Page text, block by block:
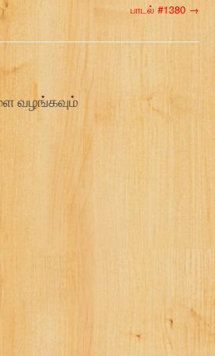
பாடல் #1380 →
வழங்கவும்